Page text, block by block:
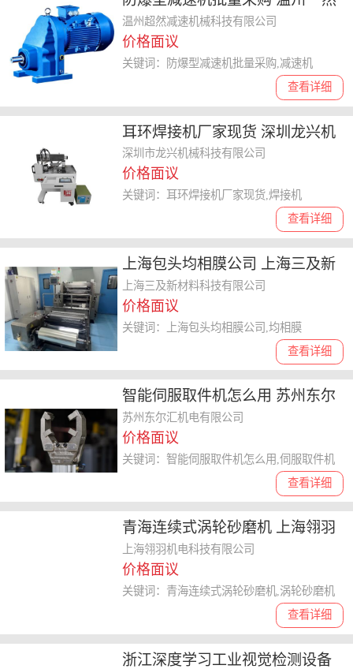
减速机械科技供应
温州超然减速机械科技有限公司
价格面议
查看详细
关键词：防爆型减速机批量采购,减速机
耳环焊接机厂家现货 深圳龙兴机
械供应
深圳市龙兴机械科技有限公司
价格面议
查看详细
关键词：耳环焊接机厂家现货,焊接机
上海包头均相膜公司 上海三及新
材料供应
上海三及新材料科技有限公司
价格面议
查看详细
关键词：上海包头均相膜公司,均相膜
智能伺服取件机怎么用 苏州东尔
汇机电供应
苏州东尔汇机电有限公司
价格面议
查看详细
关键词：智能伺服取件机怎么用,伺服取件机
青海连续式涡轮砂磨机 上海翎羽
机电科技供应
上海翎羽机电科技有限公司
价格面议
查看详细
关键词：青海连续式涡轮砂磨机,涡轮砂磨机
浙江深度学习工业视觉检测设备